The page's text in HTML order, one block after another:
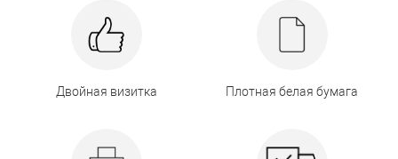
Двойная визитка Плотная белая бумага